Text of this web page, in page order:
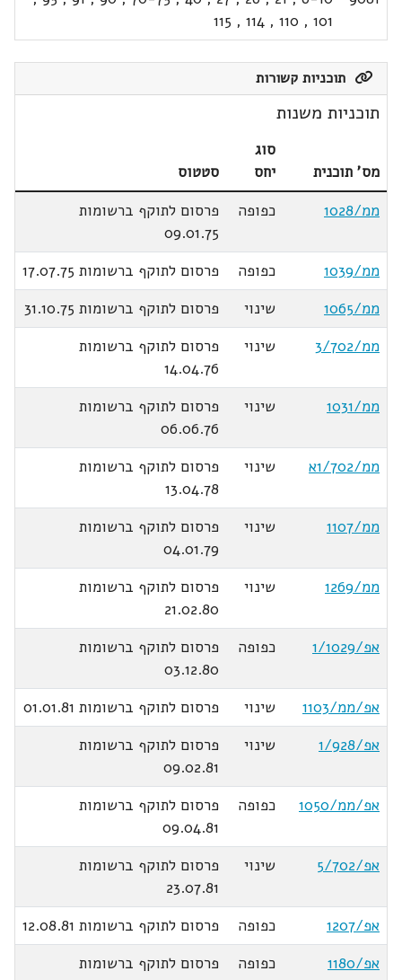
101
,
110
,
114
,
115
תוכניות קשורות
תוכניות משנות
מס' תוכנית
סוג
יחס
סטטוס
ממ/1028
כפופה
פרסום לתוקף ברשומות
09.01.75
ממ/1039
כפופה
פרסום לתוקף ברשומות 17.07.75
ממ/1065
שינוי
פרסום לתוקף ברשומות 31.10.75
ממ/3/702
שינוי
פרסום לתוקף ברשומות
14.04.76
ממ/1031
שינוי
פרסום לתוקף ברשומות
06.06.76
ממ/1/702א
שינוי
פרסום לתוקף ברשומות
13.04.78
ממ/1107
שינוי
פרסום לתוקף ברשומות
04.01.79
ממ/1269
שינוי
פרסום לתוקף ברשומות
21.02.80
אפ/1/1029
כפופה
פרסום לתוקף ברשומות
03.12.80
אפ/ממ/1103
שינוי
פרסום לתוקף ברשומות 01.01.81
אפ/1/928
שינוי
פרסום לתוקף ברשומות
09.02.81
אפ/ממ/1050
כפופה
פרסום לתוקף ברשומות
09.04.81
אפ/5/702
שינוי
פרסום לתוקף ברשומות
23.07.81
אפ/1207
כפופה
פרסום לתוקף ברשומות 12.08.81
אפ/1180
כפופה
פרסום לתוקף ברשומות